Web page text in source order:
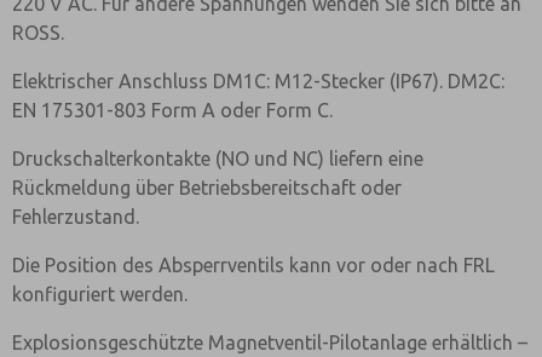
ROSS.
Elektrischer Anschluss DM1C: M12-Stecker (IP67). DM2C:
EN 175301-803 Form A oder Form C.
Druckschalterkontakte (NO und NC) liefern eine
Rückmeldung über Betriebsbereitschaft oder
Fehlerzustand.
Die Position des Absperrventils kann vor oder nach FRL
konfiguriert werden.
Explosionsgeschützte Magnetventil-Pilotanlage erhältlich –